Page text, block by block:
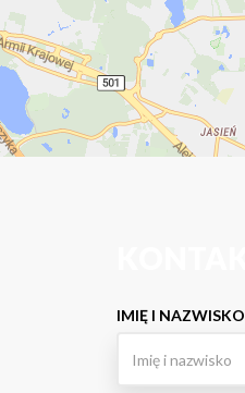
IMIĘ I NAZWISKO